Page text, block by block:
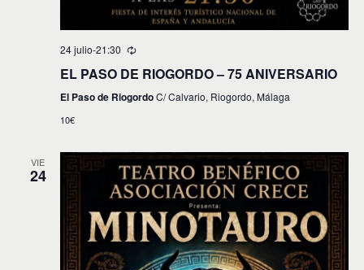
24 julio-21:30
EL PASO DE RIOGORDO – 75 ANIVERSARIO
El Paso de RiogordoC/ Calvario, Riogordo, Málaga
10€
VIE
24